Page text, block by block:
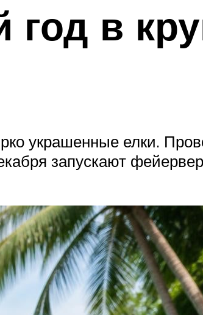
год в
украшенные елки.
запускают